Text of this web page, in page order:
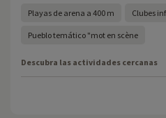
Playas de arena a 400 m Clubes
Pueblo temático "mot en scène
Descubra las actividades cercanas